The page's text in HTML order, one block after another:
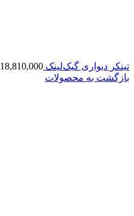
تینکر دیواری گیک‌لینک 18,810,000
بازگشت به محصولات